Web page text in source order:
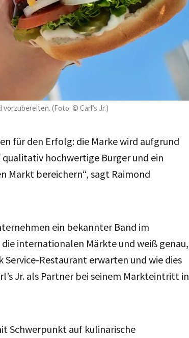
(Foto: © Carl’s Jr.)
für den Erfolg: die Marke wird aufgrund
hochwertige Burger und ein
Markt bereichern“, sagt Raimond
ein bekannter Band im
die internationalen Märkte und weiß genau,
Service-Restaurant erwarten und wie dies
Jr. als Partner bei seinem Markteintritt in
Schwerpunkt auf kulinarische